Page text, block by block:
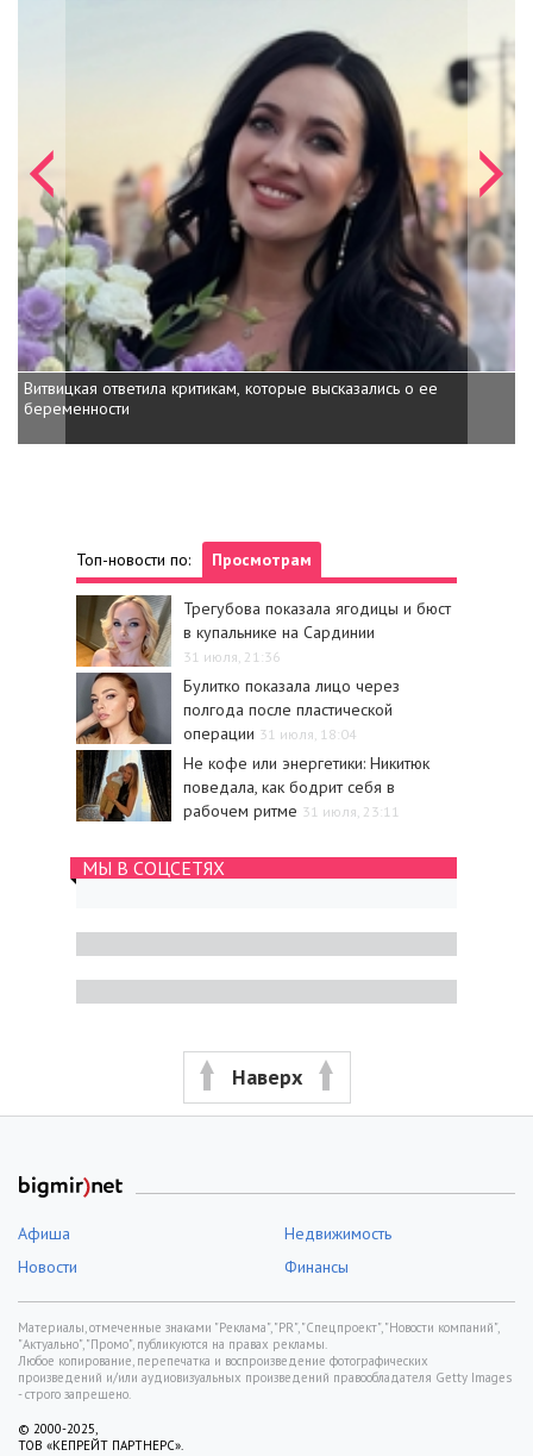
Витвицкая ответила критикам, которые высказались о ее
беременности
Топ-новости по: Просмотрам
Трегубова показала ягодицы и бюст
в купальнике на Сардинии
31 июля, 21:36
Булитко показала лицо через
полгода после пластической
операции 31 июля, 18:04
Не кофе или энергетики: Никитюк
поведала, как бодрит себя в
рабочем ритме 31 июля, 23:11
МЫ В СОЦСЕТЯХ
Наверх
Афиша
Недвижимость
Новости
Финансы
Материалы, отмеченные знаками "Реклама", "PR", "Спецпроект", "Новости компаний",
"Актуально", "Промо", публикуются на правах рекламы.
Любое копирование, перепечатка и воспроизведение фотографических
произведений и/или аудиовизуальных произведений правообладателя Getty Images
- строго запрещено.
© 2000-2025,
ТОВ «КЕПРЕЙТ ПАРТНЕРС».